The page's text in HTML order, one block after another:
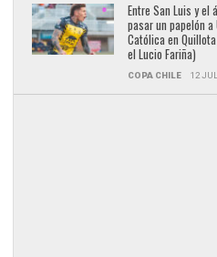
Entre San Luis y el
pasar un papelón a
Católica en
el Lucio Fariña)
COPA CHILE 12